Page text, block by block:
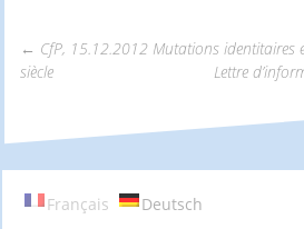
Beitrags-
Navigation
← CfP, 15.12.2012 Mutations identitaires
siècle
Lettre
Français Deutsch